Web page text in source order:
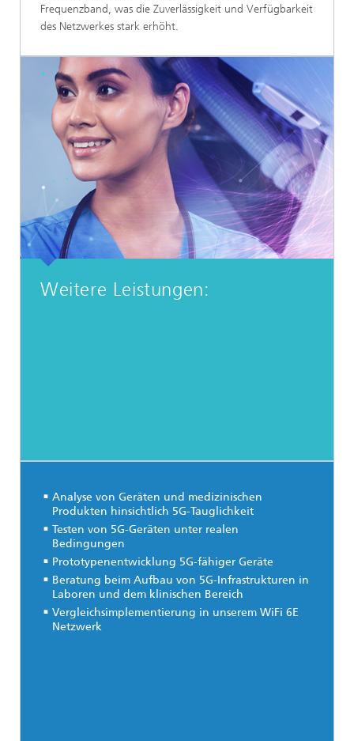
Frequenzband, was die Zuverlässigkeit und Verfügbarkeit
des Netzwerkes stark erhöht.
Weitere Leistungen:
Analyse von Geräten und medizinischen
Produkten hinsichtlich 5G-Tauglichkeit
Testen von 5G-Geräten unter realen
Bedingungen
Prototypenentwicklung 5G-fähiger Geräte
Beratung beim Aufbau von 5G-Infrastrukturen in
Laboren und dem klinischen Bereich
Vergleichsimplementierung in unserem WiFi 6E
Netzwerk